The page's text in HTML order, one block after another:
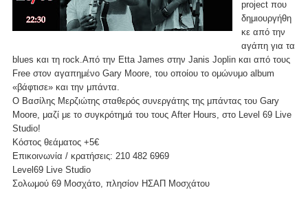
project που
δημιουργήθη
κε από την
αγάπη για τα
blues και τη rock.Από την Etta James στην Janis Joplin και από τους
Free στον αγαπημένο Gary Moore, του οποίου το ομώνυμο album
«βάφτισε» και την μπάντα.
Ο Βασίλης Μερζιώτης σταθερός συνεργάτης της μπάντας του Gary
Moore, μαζί με το συγκρότημά του τους After Hours, στο Level 69 Live
Studio!
Κόστος θεάματος +5€
Επικοινωνία / κρατήσεις: 210 482 6969
Level69 Live Studio
Σολωμού 69 Μοσχάτο, πλησίον ΗΣΑΠ Μοσχάτου